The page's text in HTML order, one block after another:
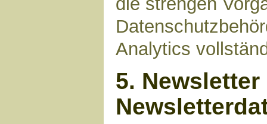
Analytics
5. Newsletter